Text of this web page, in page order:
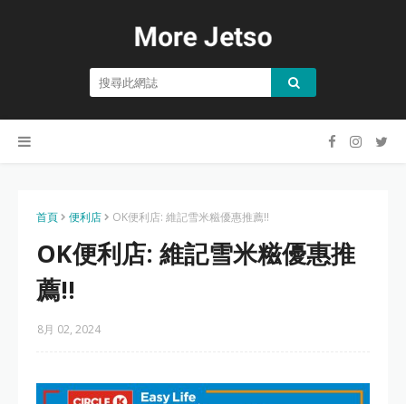
首頁 便利店 OK便利店: 維記雪米糍優惠推薦!!
OK便利店: 維記雪米糍優惠推
薦!!
8月 02, 2024